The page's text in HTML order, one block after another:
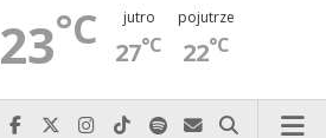
23°C jutro
27°C
pojutrze
22°C
Najlepiej po prostu do nas zadzwoń
Odwiedź nas na Facebook-u
Odwiedź nas na X
Odwiedź nas na Instagram-ie
Odwiedź nas na TikTok-u
Szukaj nas na Spotify
Wyślij do nas
Szukaj